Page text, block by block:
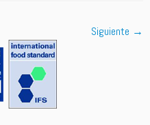
Siguiente →